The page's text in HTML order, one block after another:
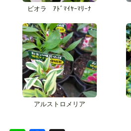
ビオラ ｱﾄﾞﾏｲﾔｰﾏﾘｰﾅ
アルストロメリア